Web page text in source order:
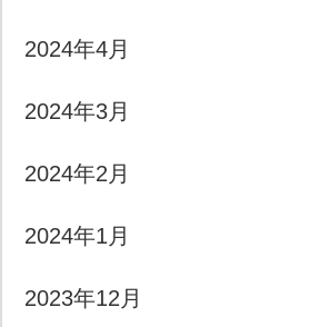
2024年4月
2024年3月
2024年2月
2024年1月
2023年12月